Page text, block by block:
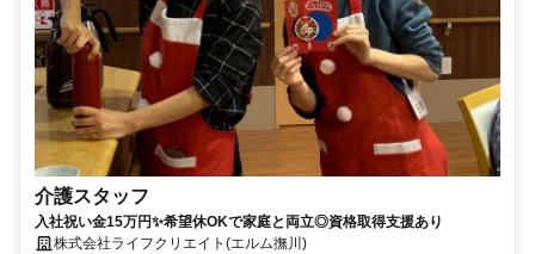
介護スタッフ
入社祝い金15万円✨希望休OKで家庭と両立◎資格取得支援あり
株式会社ライフクリエイト(エルム撫川)